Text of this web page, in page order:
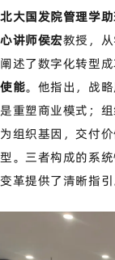
北大国发院管理学
心讲师侯宏教授，
阐述了数字化转型
使能。他指出，战
是重塑商业模式；
为组织基因，交付
型。三者构成的系
变革提供了清晰指引